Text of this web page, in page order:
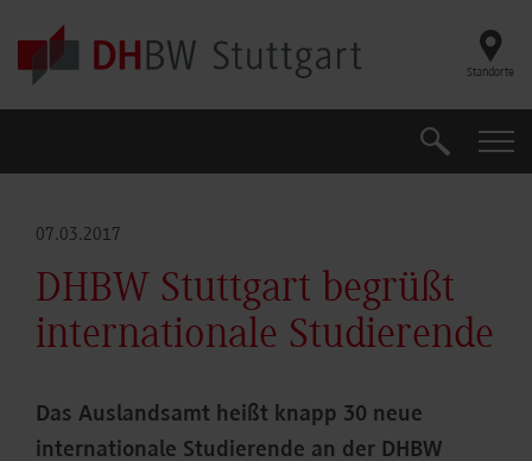
Skip to main content
Standorte
Suche
07.03.2017
DHBW Stuttgart begrüßt
internationale Studierende
Das Auslandsamt heißt knapp 30 neue
internationale Studierende an der DHBW